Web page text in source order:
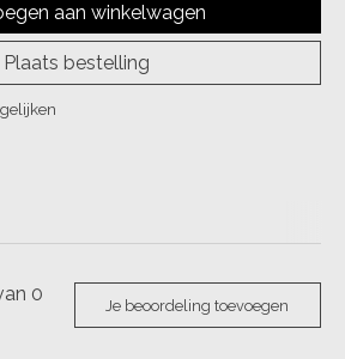
aan winkelwagen
Plaats bestelling
0
Je beoordeling toevoegen